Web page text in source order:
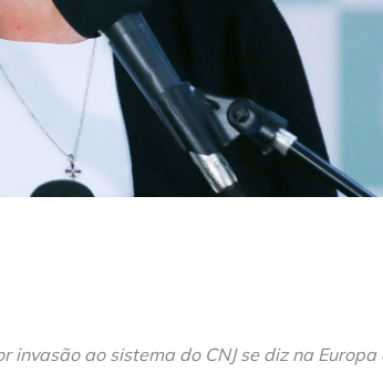
ao sistema do CNJ se diz na Europa